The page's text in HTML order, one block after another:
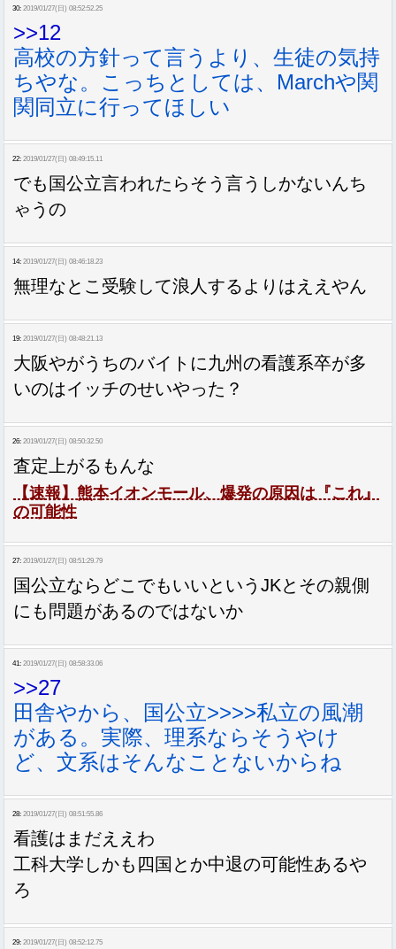
30: 2019/01/27(日) 08:52:52.25
>>12
高校の方針って言うより、生徒の気持
ちやな。こっちとしては、Marchや関
関同立に行ってほしい
22: 2019/01/27(日) 08:49:15.11
でも国公立言われたらそう言うしかないんち
ゃうの
14: 2019/01/27(日) 08:46:18.23
無理なとこ受験して浪人するよりはええやん
19: 2019/01/27(日) 08:48:21.13
大阪やがうちのバイトに九州の看護系卒が多
いのはイッチのせいやった？
26: 2019/01/27(日) 08:50:32.50
査定上がるもんな
【速報】熊本イオンモール、爆発の原因は『これ』
の可能性
27: 2019/01/27(日) 08:51:29.79
国公立ならどこでもいいというJKとその親側
にも問題があるのではないか
41: 2019/01/27(日) 08:58:33.06
>>27
田舎やから、国公立>>>>私立の風潮
がある。実際、理系ならそうやけ
ど、文系はそんなことないからね
28: 2019/01/27(日) 08:51:55.86
看護はまだええわ
工科大学しかも四国とか中退の可能性あるや
ろ
29: 2019/01/27(日) 08:52:12.75